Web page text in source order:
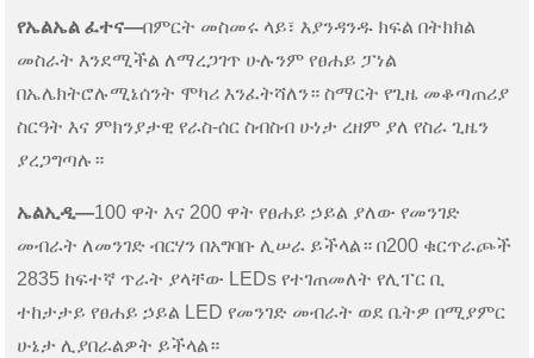
የኤልኤል ፈተና—በምርት መስመሩ ላይ፣ እያንዳንዱ ክፍል በትክክል
መስራት እንደሚችል ለማረጋገጥ ሁሉንም የፀሐይ ፓነል
በኤሌክትሮሉሚኔሰንት ሞካሪ እንፈትሻለን። ስማርት የጊዜ መቆጣጠሪያ
ስርዓት እና ምክንያታዊ የራስ-ሰር ስብስብ ሁነታ ረዘም ያለ የስራ ጊዜን
ያረጋግጣሉ።
ኤልኢዲ—100 ዋት እና 200 ዋት የፀሐይ ኃይል ያለው የመንገድ
መብራት ለመንገድ ብርሃን በአግባቡ ሊሠራ ይችላል። በ200 ቁርጥራጮች
2835 ከፍተኛ ጥራት ያላቸው LEDs የተገጠመለት የሊፐር ቢ
ተከታታይ የፀሐይ ኃይል LED የመንገድ መብራት ወደ ቤትዎ በሚያምር
ሁኔታ ሊያበራልዎት ይችላል።